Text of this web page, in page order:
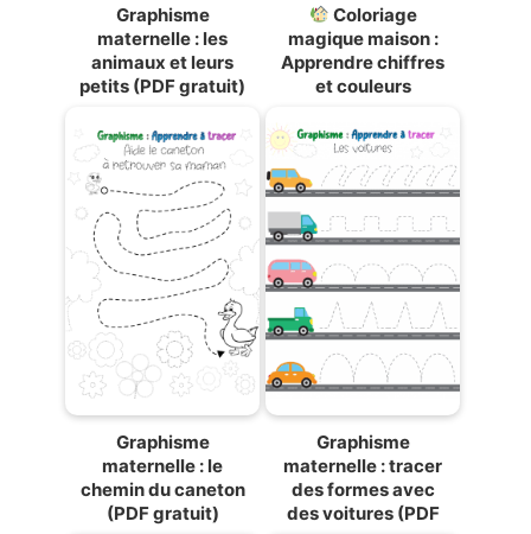
Graphisme
maternelle : les
animaux et leurs
petits (PDF gratuit)
Coloriage
magique maison :
Apprendre chiffres
et couleurs
Graphisme
maternelle : le
chemin du caneton
(PDF gratuit)
Graphisme
maternelle : tracer
des formes avec
des voitures (PDF